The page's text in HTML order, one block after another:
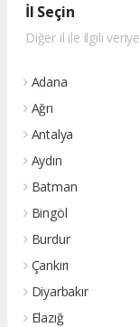
İl Seçin
Diğer il ile ilgili
Adana
Ağrı
Antalya
Aydın
Batman
Bingöl
Burdur
Çankırı
Diyarbakır
Elazığ